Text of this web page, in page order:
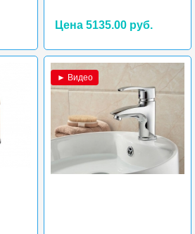
Цена 5135.00 руб.
► Видео